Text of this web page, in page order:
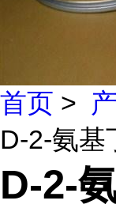
首页 >
D-2-氨基
D-2-